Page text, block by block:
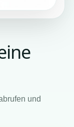
und